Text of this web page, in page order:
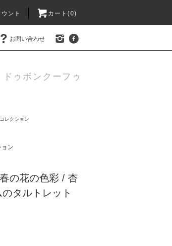
ント カート(0)
お問い合わせ
ゥボンクーフゥ
レクション
ン
の花の色彩 / 杏
タルトレット